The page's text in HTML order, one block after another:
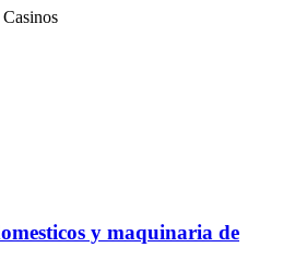
y maquinaria de